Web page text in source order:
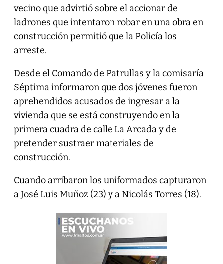
vecino que advirtió sobre el accionar de
ladrones que intentaron robar en una obra en
construcción permitió que la Policía los
arreste.
Desde el Comando de Patrullas y la comisaría
Séptima informaron que dos jóvenes fueron
aprehendidos acusados de ingresar a la
vivienda que se está construyendo en la
primera cuadra de calle La Arcada y de
pretender sustraer materiales de
construcción.
Cuando arribaron los uniformados capturaron
a José Luis Muñoz (23) y a Nicolás Torres (18).